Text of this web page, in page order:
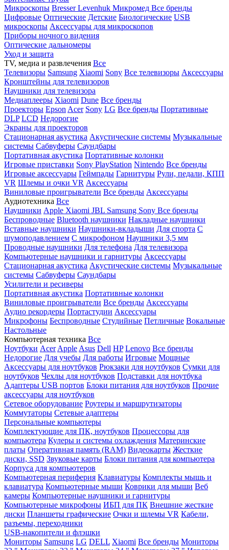
Микроскопы BresserLevenhuk Микромед Все бренды
Цифровые Оптические Детские Биологические USB
микроскопы Аксессуары для микроскопов
Приборы ночного видения
Оптические дальномеры
Уход и защита
TV, медиа и развлечения Все
Телевизоры Samsung Xiaomi Sony Все телевизоры Аксессуары
Кронштейны для телевизоров
Наушники для телевизора
Медиаплееры Xiaomi Dune Все бренды
Проекторы Epson Acer Sony LG Все бренды Портативные
DLP LCD Недорогие
Экраны для проекторов
Стационарная акустика Акустические системы Музыкальные
системы Сабвуферы Саундбары
Портативная акустика Портативные колонки
Игровые приставки Sony PlayStation Nintendo Все бренды
Игровые аксессуары Геймпады Гарнитуры Рули, педали, КПП
VR Шлемы и очки VR Аксессуары
Виниловые проигрыватели Все бренды Аксессуары
Аудиотехника Все
Наушники Apple Xiaomi JBL Samsung Sony Все бренды
Беспроводные Bluetooth наушники Накладные наушники
Вставные наушники Наушники-вкладыши Для спорта С
шумоподавлением С микрофоном Наушники 3,5 мм
Проводные наушники Для телефона Для телевизора
Компьютерные наушники и гарнитуры Аксессуары
Стационарная акустика Акустические системы Музыкальные
системы Сабвуферы Саундбары
Усилители и ресиверы
Портативная акустика Портативные колонки
Виниловые проигрыватели Все бренды Аксессуары
Аудио рекордеры Портастудии Аксессуары
Микрофоны Беспроводные Студийные Петличные Вокальные
Настольные
Компьютерная техника Все
Ноутбуки Acer Apple Asus Dell HP Lenovo Все бренды
Недорогие Для учебы Для работы Игровые Мощные
Аксессуары для ноутбуков Рюкзаки для ноутбуков Сумки для
ноутбуков Чехлы для ноутбуков Подставки для ноутбука
Адаптеры USB портов Блоки питания для ноутбуков Прочие
аксессуары для ноутбуков
Сетевое оборудование Роутеры и маршрутизаторы
Коммутаторы Сетевые адаптеры
Персональные компьютеры
Комплектующие для ПК, ноутбуков Процессоры для
компьютера Кулеры и системы охлаждения Материнские
платы Оперативная память (RAM) Видеокарты Жесткие
диски, SSD Звуковые карты Блоки питания для компьютера
Корпуса для компьютеров
Компьютерная периферия Клавиатуры Комплекты мышь и
клавиатура Компьютерные мыши Коврики для мыши Веб
камеры Компьютерные наушники и гарнитуры
Компьютерные микрофоны ИБП для ПК Внешние жесткие
диски Планшеты графические Очки и шлемы VR Кабели,
разъемы, переходники
USB-накопители и флэшки
Мониторы Samsung LG DELL Xiaomi Все бренды Мониторы